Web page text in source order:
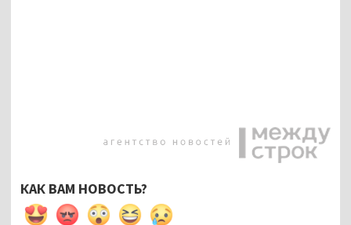
КАК ВАМ НОВОСТЬ?